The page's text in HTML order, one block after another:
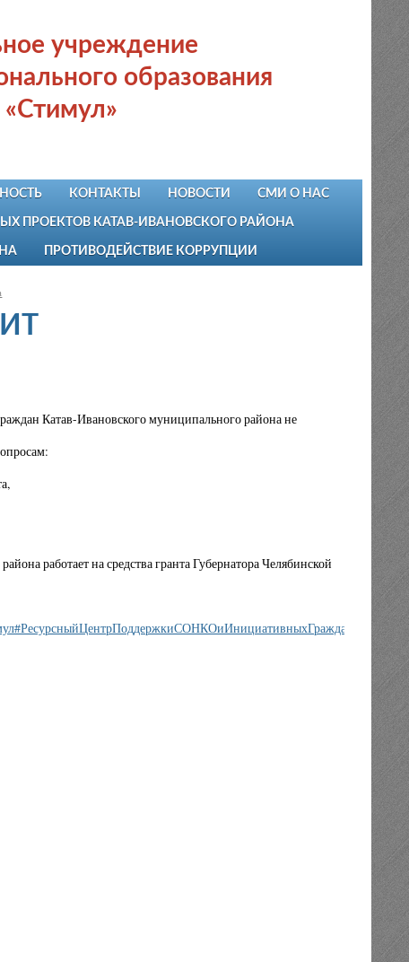
учреждение
образования
КОНТАКТЫ НОВОСТИ СМИ О НАС
ПРОЕКТОВ КАТАВ-ИВАНОВСКОГО РАЙОНА
ПРОТИВОДЕЙСТВИЕ КОРРУПЦИИ
Катав-Ивановского муниципального района не
работает на средства гранта Губернатора Челябинской
#РесурсныйЦентрПоддержкиСОНКОиИнициативныхГраждан